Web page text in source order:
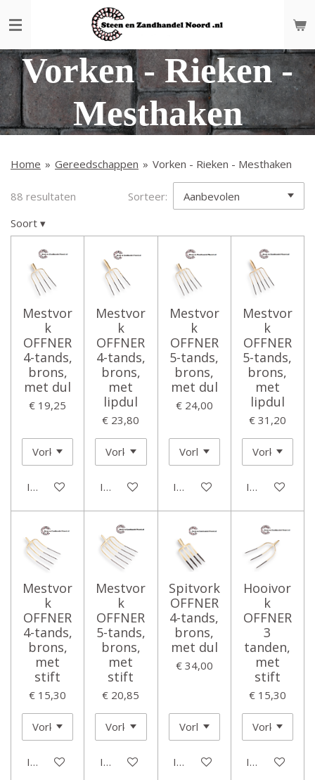
direct
de
hoofdinhoud
Vorken - Rieken -
Mesthaken
Home » Gereedschappen » Vorken - Rieken - Mesthaken
88 resultaten
Sorteer:
Soort ▾
Mestvor
k
OFFNER
4-tands,
brons,
met dul
€ 19,25
In winkelwagen
Mestvor
k
OFFNER
4-tands,
brons,
met
lipdul
€ 23,80
In winkelwagen
Mestvor
k
OFFNER
5-tands,
brons,
met dul
€ 24,00
In winkelwagen
Mestvor
k
OFFNER
5-tands,
brons,
met
lipdul
€ 31,20
In
Mestvor
k
OFFNER
4-tands,
brons,
met
stift
€ 15,30
In winkelwagen
Mestvor
k
OFFNER
5-tands,
brons,
met
stift
€ 20,85
In winkelwagen
Spitvork
OFFNER
4-tands,
brons,
met dul
€ 34,00
In winkelwagen
Hooivor
k
OFFNER
3
tanden,
met
stift
€ 15,30
In